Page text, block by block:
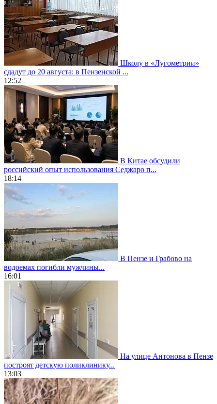
Школу в «Лугометрии»
сдадут до 20 августа: в Пензенской ...
12:52
В Китае обсудили
российский опыт использования Седжаро п...
18:14
В Пензе и Грабово на
водоемах погибли мужчины...
16:01
На улице Антонова в Пензе
построят детскую поликлинику...
13:03